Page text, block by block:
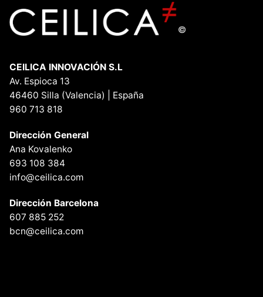
CEILICA INNOVACIÓN S.L
Av. Espioca 13
46460 Silla (Valencia) | España
960 713 818
Dirección General
Ana Kovalenko
693 108 384
info@ceilica.com
Dirección Barcelona
607 885 252
bcn@ceilica.com